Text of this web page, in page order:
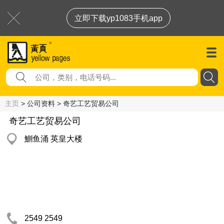
立即下载yp1083手机app
主页 > 公司资料 > 奇艺工艺贸易公司
奇艺工艺贸易公司
鰂鱼涌 英皇大楼
2549 2549